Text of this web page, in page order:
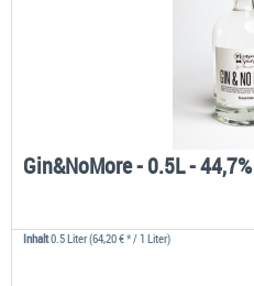
Gin&NoMore - 0.5L - 44,7%
Inhalt0.5 Liter(64,20 € * / 1 Liter)